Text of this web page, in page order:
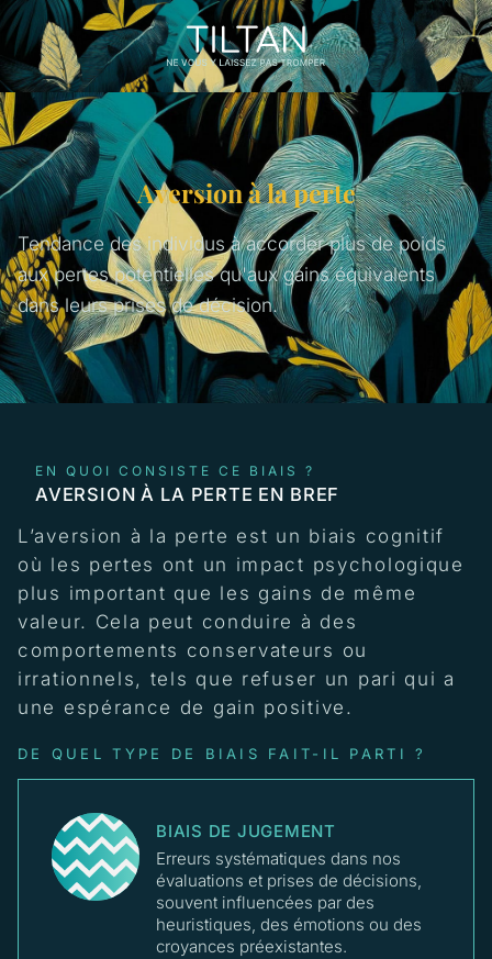
Aversion à la perte
Tendance des individus à accorder plus de poids
aux pertes potentielles qu'aux gains équivalents
dans leurs prises de décision.
EN QUOI CONSISTE CE BIAIS ?
AVERSION À LA PERTE EN BREF
L’aversion à la perte est un biais cognitif
où les pertes ont un impact psychologique
plus important que les gains de même
valeur. Cela peut conduire à des
comportements conservateurs ou
irrationnels, tels que refuser un pari qui a
une espérance de gain positive.
DE QUEL TYPE DE BIAIS FAIT-IL PARTI ?
BIAIS DE JUGEMENT
Erreurs systématiques dans nos
évaluations et prises de décisions,
souvent influencées par des
heuristiques, des émotions ou des
croyances préexistantes.